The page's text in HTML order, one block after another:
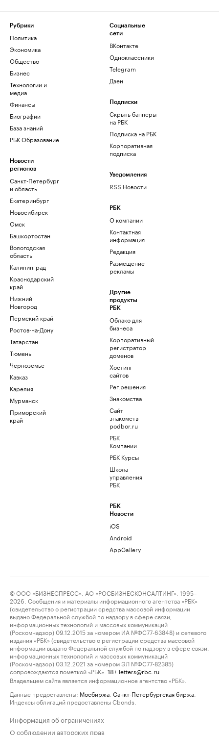
Рубрики
Политика
Экономика
Общество
Бизнес
Технологии и
медиа
Финансы
Биографии
База знаний
РБК Образование
Новости
регионов
Санкт-Петербург
и область
Екатеринбург
Новосибирск
Омск
Башкортостан
Вологодская
область
Калининград
Краснодарский
край
Нижний
Новгород
Пермский край
Ростов-на-Дону
Татарстан
Тюмень
Черноземье
Кавказ
Карелия
Мурманск
Приморский
край
Социальные
сети
ВКонтакте
Одноклассники
Telegram
Дзен
Подписки
Скрыть баннеры
на РБК
Подписка на РБК
Корпоративная
подписка
Уведомления
RSS Новости
РБК
О компании
Контактная
информация
Редакция
Размещение
рекламы
Другие
продукты
РБК
Облако для
бизнеса
Корпоративный
регистратор
доменов
Хостинг
сайтов
Рег.решения
Знакомства
Сайт
знакомств
podbor.ru
РБК
Компании
РБК Курсы
Школа
управления
РБК
РБК
Новости
iOS
Android
AppGallery
© ООО «БИЗНЕСПРЕСС», АО «РОСБИЗНЕСКОНСАЛТИНГ», 1995–
2026. Сообщения и материалы информационного агентства «РБК»
(свидетельство о регистрации средства массовой информации
выдано Федеральной службой по надзору в сфере связи,
информационных технологий и массовых коммуникаций
(Роскомнадзор) 09.12.2015 за номером ИА №ФС77-63848) и сетевого
издания «РБК» (свидетельство о регистрации средства массовой
информации выдано Федеральной службой по надзору в сфере связи,
информационных технологий и массовых коммуникаций
(Роскомнадзор) 03.12.2021 за номером ЭЛ №ФС77-82385)
сопровождаются пометкой «РБК».
18+ letters@rbc.ru
Владельцем сайта является информационное агентство «РБК».
Данные предоставлены: Мосбиржа Санкт-Петербургская биржа
Индексы облигаций предоставлены Cbonds.
Информация об ограничениях
О соблюдении авторских прав